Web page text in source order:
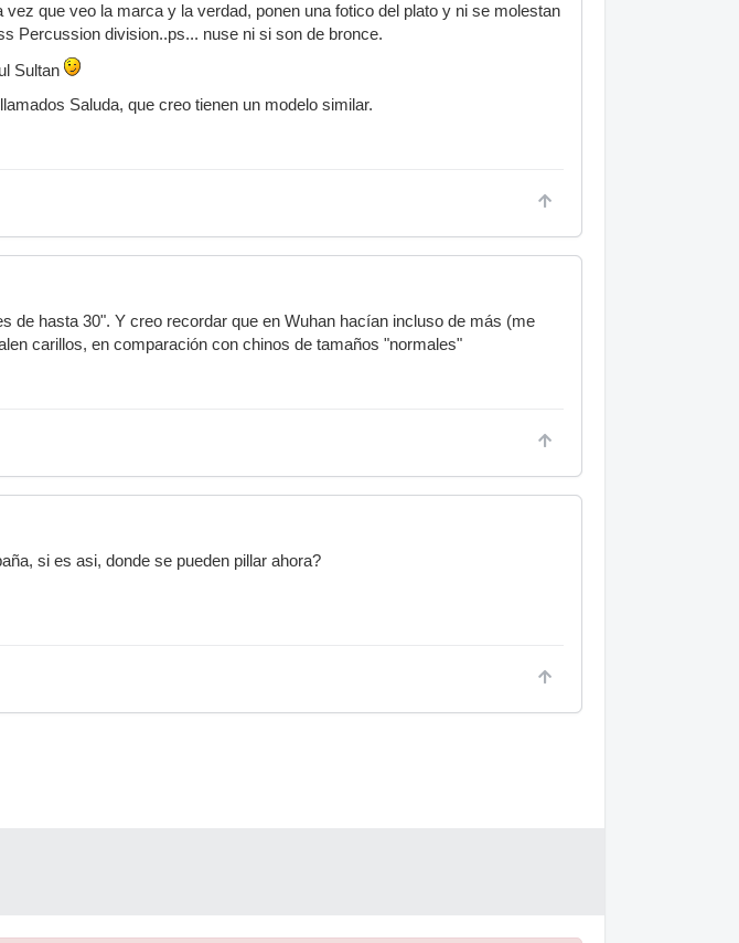
que veo la marca y la verdad, ponen una fotico del plato y ni se molestan
Percussion division..ps... nuse ni si son de bronce.
Sultan
Saluda, que creo tienen un modelo similar.
de hasta 30". Y creo recordar que en Wuhan hacían incluso de más (me
carillos, en comparación con chinos de tamaños "normales"
si es asi, donde se pueden pillar ahora?